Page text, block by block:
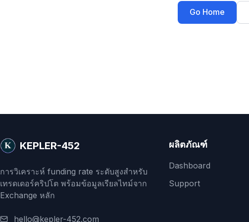
Go Home
KEPLER-452
การวิเคราะห์ funding rate ระดับสูงสำหรับ
เทรดเดอร์คริปโต พร้อมข้อมูลเรียลไทม์จาก
Exchange หลัก
hello@kepler-452.com
ผลิตภัณฑ์
Dashboard
Support